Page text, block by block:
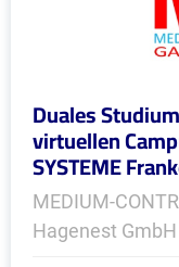
Duales
virtuellen
SYSTEME
MEDIUM-
Hagenest GmbH